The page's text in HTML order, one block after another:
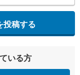
投稿する
いる方